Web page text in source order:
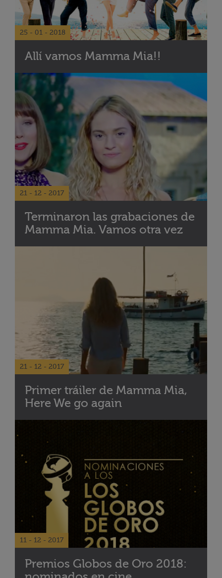
25 - 01 - 2018
Allí vamos Mamma Mia!!
21 - 12 - 2017
Terminaron las grabaciones de
Mamma Mia. Vamos otra vez
21 - 12 - 2017
Primer tráiler de Mamma Mia,
Here We go again
11 - 12 - 2017
Premios Globos de Oro 2018: